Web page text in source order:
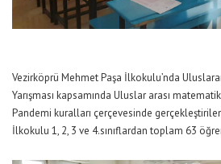
Vezirköprü Mehmet Paşa İlkokulu’nda
Yarışması kapsamında Uluslar arası
Pandemi kuralları çerçevesinde
İlkokulu 1, 2, 3 ve 4.sınıflardan toplam 63